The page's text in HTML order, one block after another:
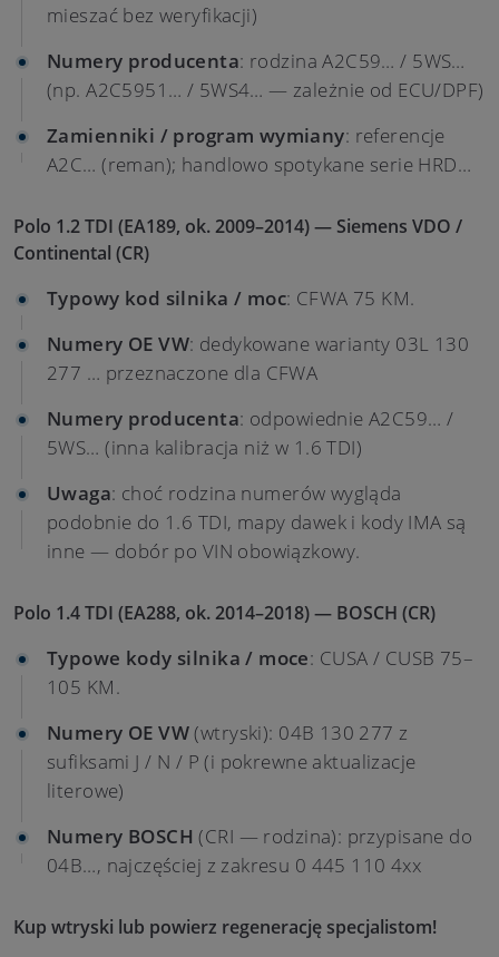
mieszać bez weryfikacji)
Numery producenta: rodzina A2C59… / 5WS…
(np. A2C5951… / 5WS4… — zależnie od ECU/DPF)
Zamienniki / program wymiany: referencje
A2C… (reman); handlowo spotykane serie HRD…
Polo 1.2 TDI (EA189, ok. 2009–2014) — Siemens VDO /
Continental (CR)
Typowy kod silnika / moc: CFWA 75 KM.
Numery OE VW: dedykowane warianty 03L 130
277 … przeznaczone dla CFWA
Numery producenta: odpowiednie A2C59… /
5WS… (inna kalibracja niż w 1.6 TDI)
Uwaga: choć rodzina numerów wygląda
podobnie do 1.6 TDI, mapy dawek i kody IMA są
inne — dobór po VIN obowiązkowy.
Polo 1.4 TDI (EA288, ok. 2014–2018) — BOSCH (CR)
Typowe kody silnika / moce: CUSA / CUSB 75–
105 KM.
Numery OE VW(wtryski): 04B 130 277 z
sufiksami J / N / P (i pokrewne aktualizacje
literowe)
Numery BOSCH (CRI — rodzina): przypisane do
04B…, najczęściej z zakresu 0 445 110 4xx
Kup wtryski lub powierz regenerację specjalistom!